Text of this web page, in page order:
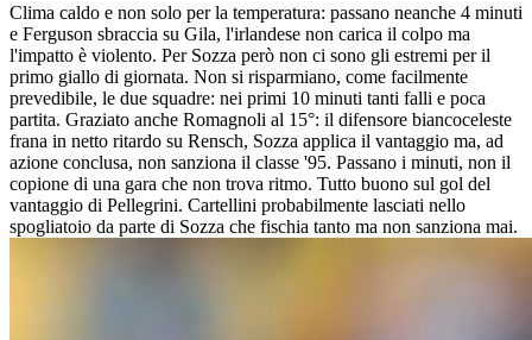
Clima caldo e non solo per la temperatura: passano neanche 4 minuti
e Ferguson sbraccia su Gila, l'irlandese non carica il colpo ma
l'impatto è violento. Per Sozza però non ci sono gli estremi per il
primo giallo di giornata. Non si risparmiano, come facilmente
prevedibile, le due squadre: nei primi 10 minuti tanti falli e poca
partita. Graziato anche Romagnoli al 15°: il difensore biancoceleste
frana in netto ritardo su Rensch, Sozza applica il vantaggio ma, ad
azione conclusa, non sanziona il classe '95. Passano i minuti, non il
copione di una gara che non trova ritmo. Tutto buono sul gol del
vantaggio di Pellegrini. Cartellini probabilmente lasciati nello
spogliatoio da parte di Sozza che fischia tanto ma non sanziona mai.